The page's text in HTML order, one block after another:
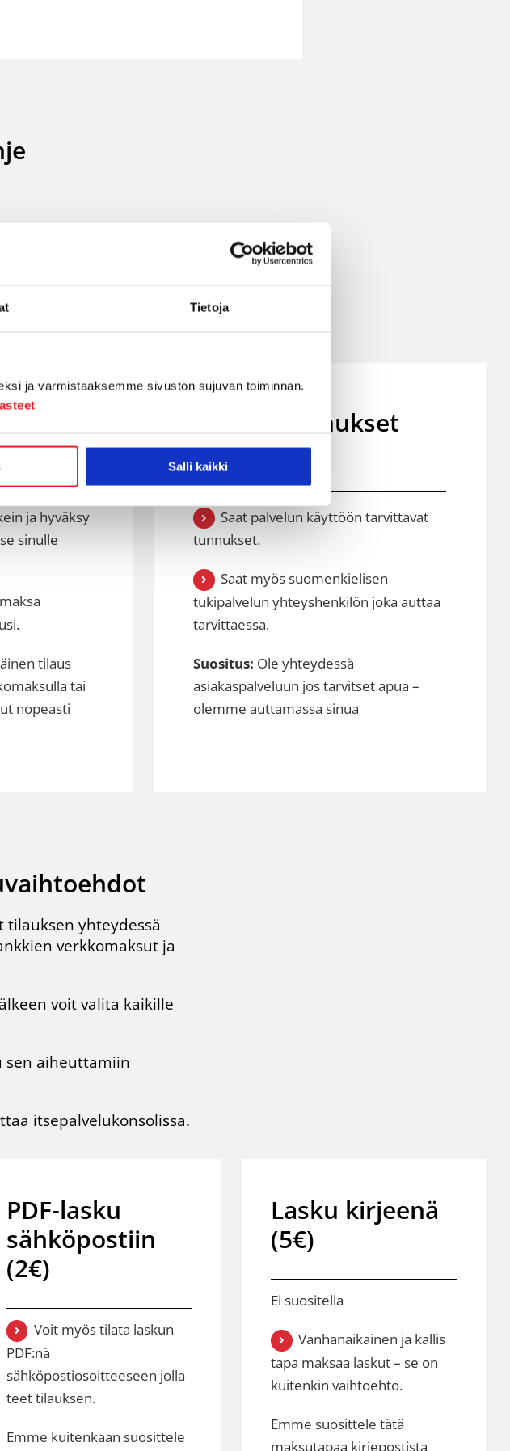
Tietoja
ja varmistaaksemme sivuston sujuvan toiminnan.
Salli kaikki
ja
ja hyväksy
sinulle
tilaus
tai
nopeasti
3) Saat tunnukset
palveluun
Saat palvelun käyttöön tarvittavat
tunnukset.
Saat myös suomenkielisen
tukipalvelun yhteyshenkilön joka auttaa
tarvittaessa.
Suositus: Ole yhteydessä
asiakaspalveluun jos tarvitset apua –
olemme auttamassa sinua
tilauksen yhteydessä
verkkomaksut ja
voit valita kaikille
sen aiheuttamiin
itsepalvelukonsolissa.
PDF-lasku
sähköpostiin
(2€)
Voit myös tilata laskun
PDF:nä
sähköpostiosoitteeseen jolla
teet tilauksen.
Emme kuitenkaan suosittele
Lasku kirjeenä
(5€)
Ei suositella
Vanhanaikainen ja kallis
tapa maksaa laskut – se on
kuitenkin vaihtoehto.
Emme suosittele tätä
maksutapaa kirjepostista